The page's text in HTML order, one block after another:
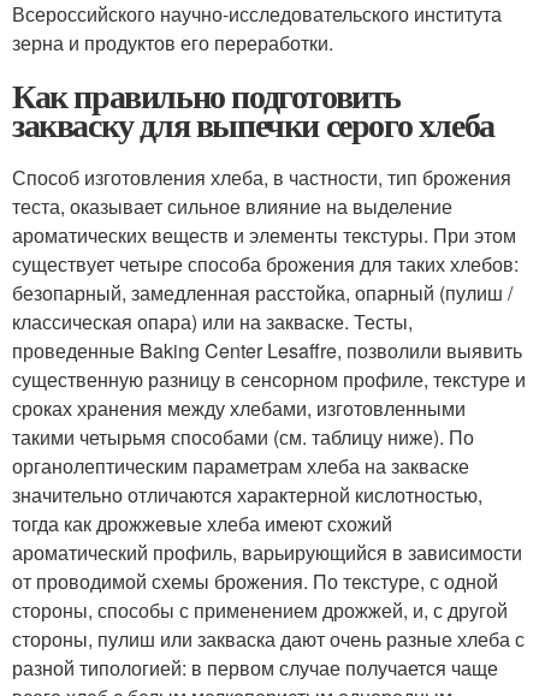
Всероссийского научно-исследовательского института
зерна и продуктов его переработки.
Как правильно подготовить
закваску для выпечки серого хлеба
Способ изготовления хлеба, в частности, тип брожения
теста, оказывает сильное влияние на выделение
ароматических веществ и элементы текстуры. При этом
существует четыре способа брожения для таких хлебов:
безопарный, замедленная расстойка, опарный (пулиш /
классическая опара) или на закваске. Тесты,
проведенные Baking Center Lesaffre, позволили выявить
существенную разницу в сенсорном профиле, текстуре и
сроках хранения между хлебами, изготовленными
такими четырьмя способами (см. таблицу ниже). По
органолептическим параметрам хлеба на закваске
значительно отличаются характерной кислотностью,
тогда как дрожжевые хлеба имеют схожий
ароматический профиль, варьирующийся в зависимости
от проводимой схемы брожения. По текстуре, с одной
стороны, способы с применением дрожжей, и, с другой
стороны, пулиш или закваска дают очень разные хлеба с
разной типологией: в первом случае получается чаще